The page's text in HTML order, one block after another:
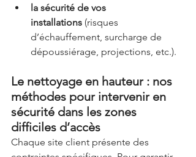
la sécurité de vos
installations (risques
d’échauffement, surcharge de
dépoussiérage, projections, etc.).
Le nettoyage en hauteur : nos
méthodes pour intervenir en
sécurité dans les zones
difficiles d’accès
Chaque site client présente des